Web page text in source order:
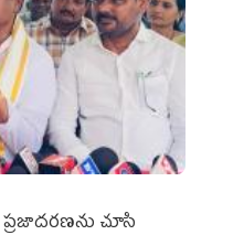
ప్రజాదరణను చూసి